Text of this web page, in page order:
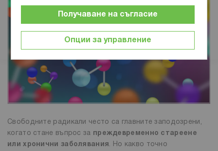
Свободните радикали често са главните заподозрени,
когато стане въпрос за
преждевременно стареене
или хронични заболявания . Но какво точно
Опции за управление
Получаване на съгласие